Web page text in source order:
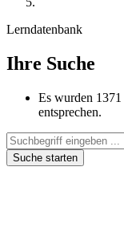
Lerndatenbank
Ihre Suche
Es wurden 1371
entsprechen.